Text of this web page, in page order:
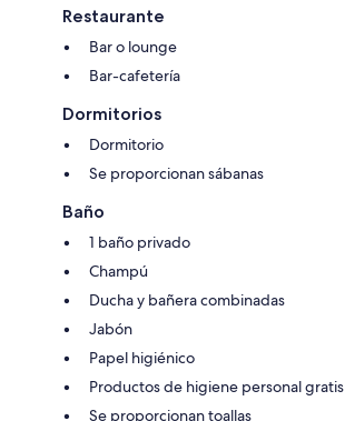
Restaurante
Bar o lounge
Bar-cafetería
Dormitorios
Dormitorio
Se proporcionan sábanas
Baño
1 baño privado
Champú
Ducha y bañera combinadas
Jabón
Papel higiénico
Productos de higiene personal gratis
Se proporcionan toallas